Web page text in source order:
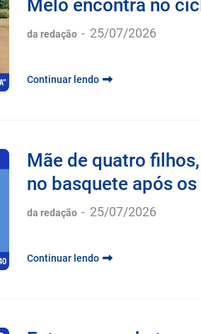
Melo encontra no
da redação 25/07/2026
Continuar lendo
Mãe de quatro
no basquete após os
da redação 25/07/2026
Continuar lendo